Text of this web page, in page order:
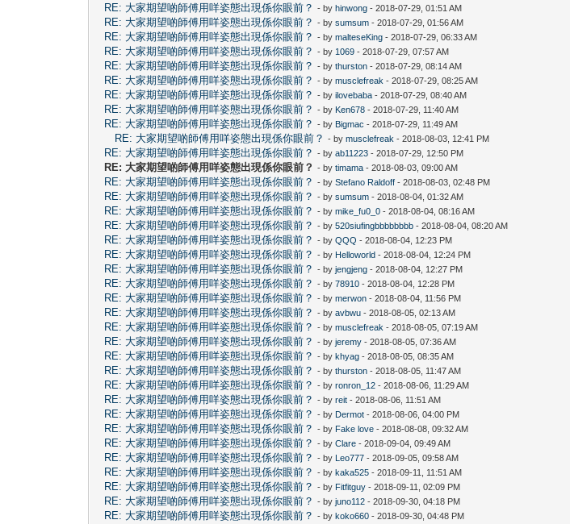
RE: 大家期望啲師傅用咩姿態出現係你眼前？ - byhinwong - 2018-07-29, 01:51 AM
RE: 大家期望啲師傅用咩姿態出現係你眼前？ - bysumsum - 2018-07-29, 01:56 AM
RE: 大家期望啲師傅用咩姿態出現係你眼前？ - bymalteseKing - 2018-07-29, 06:33 AM
RE: 大家期望啲師傅用咩姿態出現係你眼前？ - by 1069 - 2018-07-29, 07:57 AM
RE: 大家期望啲師傅用咩姿態出現係你眼前？ - bythurston - 2018-07-29, 08:14 AM
RE: 大家期望啲師傅用咩姿態出現係你眼前？ - bymusclefreak - 2018-07-29, 08:25 AM
RE: 大家期望啲師傅用咩姿態出現係你眼前？ - byilovebaba - 2018-07-29, 08:40 AM
RE: 大家期望啲師傅用咩姿態出現係你眼前？ - by Ken678 - 2018-07-29, 11:40 AM
RE: 大家期望啲師傅用咩姿態出現係你眼前？ - by Bigmac - 2018-07-29, 11:49 AM
RE: 大家期望啲師傅用咩姿態出現係你眼前？ - bymusclefreak - 2018-08-03, 12:41 PM
RE: 大家期望啲師傅用咩姿態出現係你眼前？ - byab11223 - 2018-07-29, 12:50 PM
RE: 大家期望啲師傅用咩姿態出現係你眼前？ - bytimama - 2018-08-03, 09:00 AM
RE: 大家期望啲師傅用咩姿態出現係你眼前？ - byStefano Raldoff - 2018-08-03, 02:48 PM
RE: 大家期望啲師傅用咩姿態出現係你眼前？ - bysumsum - 2018-08-04, 01:32 AM
RE: 大家期望啲師傅用咩姿態出現係你眼前？ - bymike_fu0_0 - 2018-08-04, 08:16 AM
RE: 大家期望啲師傅用咩姿態出現係你眼前？ - by520siufingbbbbbbbb - 2018-08-04, 08:20 AM
RE: 大家期望啲師傅用咩姿態出現係你眼前？ - byQQQ - 2018-08-04, 12:23 PM
RE: 大家期望啲師傅用咩姿態出現係你眼前？ - by Helloworld - 2018-08-04, 12:24 PM
RE: 大家期望啲師傅用咩姿態出現係你眼前？ - byjengjeng - 2018-08-04, 12:27 PM
RE: 大家期望啲師傅用咩姿態出現係你眼前？ - by78910 - 2018-08-04, 12:28 PM
RE: 大家期望啲師傅用咩姿態出現係你眼前？ - bymerwon - 2018-08-04, 11:56 PM
RE: 大家期望啲師傅用咩姿態出現係你眼前？ - byavbwu - 2018-08-05, 02:13 AM
RE: 大家期望啲師傅用咩姿態出現係你眼前？ - bymusclefreak - 2018-08-05, 07:19 AM
RE: 大家期望啲師傅用咩姿態出現係你眼前？ - byjeremy - 2018-08-05, 07:36 AM
RE: 大家期望啲師傅用咩姿態出現係你眼前？ - bykhyag - 2018-08-05, 08:35 AM
RE: 大家期望啲師傅用咩姿態出現係你眼前？ - bythurston - 2018-08-05, 11:47 AM
RE: 大家期望啲師傅用咩姿態出現係你眼前？ - byronron_12 - 2018-08-06, 11:29 AM
RE: 大家期望啲師傅用咩姿態出現係你眼前？ - byreit - 2018-08-06, 11:51 AM
RE: 大家期望啲師傅用咩姿態出現係你眼前？ - by Dermot - 2018-08-06, 04:00 PM
RE: 大家期望啲師傅用咩姿態出現係你眼前？ - by Fake love - 2018-08-08, 09:32 AM
RE: 大家期望啲師傅用咩姿態出現係你眼前？ - byClare - 2018-09-04, 09:49 AM
RE: 大家期望啲師傅用咩姿態出現係你眼前？ - by Leo777 - 2018-09-05, 09:58 AM
RE: 大家期望啲師傅用咩姿態出現係你眼前？ - bykaka525 - 2018-09-11, 11:51 AM
RE: 大家期望啲師傅用咩姿態出現係你眼前？ - by Fitfitguy - 2018-09-11, 02:09 PM
RE: 大家期望啲師傅用咩姿態出現係你眼前？ - byjuno112 - 2018-09-30, 04:18 PM
RE: 大家期望啲師傅用咩姿態出現係你眼前？ - bykoko660 - 2018-09-30, 04:48 PM